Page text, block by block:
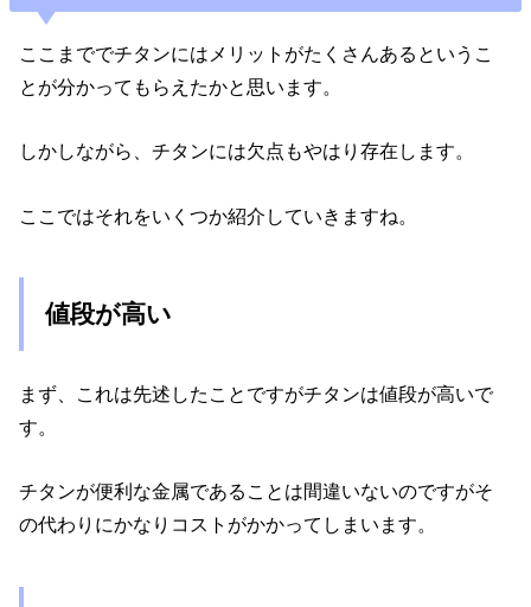
ここまででチタンにはメリットがたくさんあるというこ
とが分かってもらえたかと思います。
しかしながら、チタンには欠点もやはり存在します。
ここではそれをいくつか紹介していきますね。
値段が高い
まず、これは先述したことですがチタンは値段が高いで
す。
チタンが便利な金属であることは間違いないのですがそ
の代わりにかなりコストがかかってしまいます。